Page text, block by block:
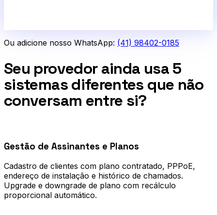
Ou adicione nosso WhatsApp: (41) 98402-0185
Seu provedor ainda usa 5
sistemas diferentes que não
conversam entre si?
Gestão de Assinantes e Planos
Cadastro de clientes com plano contratado, PPPoE,
endereço de instalação e histórico de chamados.
Upgrade e downgrade de plano com recálculo
proporcional automático.